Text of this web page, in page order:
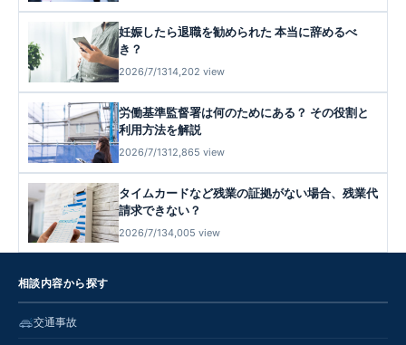
妊娠したら退職を勧められた 本当に辞めるべ
き？
2026/7/1314,202 view
労働基準監督署は何のためにある？ その役割と
利用方法を解説
2026/7/1312,865 view
タイムカードなど残業の証拠がない場合、残業代
請求できない？
2026/7/134,005 view
相談内容から探す
交通事故